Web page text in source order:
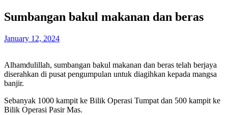
Sumbangan bakul makanan dan beras
January 12, 2024
Alhamdulillah, sumbangan bakul makanan dan beras telah berjaya
diserahkan di pusat pengumpulan untuk diagihkan kepada mangsa
banjir.
Sebanyak 1000 kampit ke Bilik Operasi Tumpat dan 500 kampit ke
Bilik Operasi Pasir Mas.